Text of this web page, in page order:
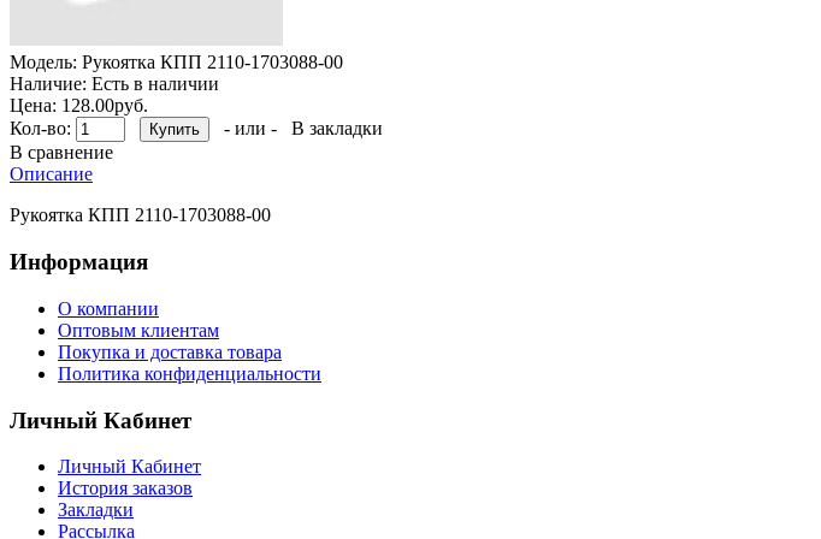
Модель: Рукоятка КПП 2110-1703088-00
Наличие: Есть в наличии
Цена: 128.00руб.
Кол-во:
- или -
В закладки
В сравнение
Описание
Рукоятка КПП 2110-1703088-00
Информация
О компании
Оптовым клиентам
Покупка и доставка товара
Политика конфиденциальности
Личный Кабинет
Личный Кабинет
История заказов
Закладки
Рассылка